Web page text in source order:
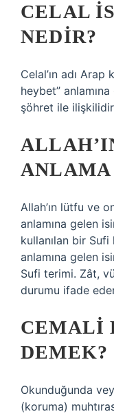
CELAL
NEDIR?
Celal’ın adı
heybet”
şöhret ile
Allah’ın lütfu ve
anlamına gelen
kullanılan bir Sufi
anlamına gelen
Sufi terimi. Zât,
durumu ifade
CEMALI
DEMEK?
Okunduğunda
(koruma)